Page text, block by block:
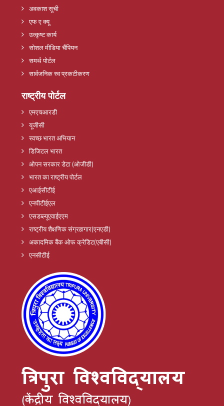
अवकाश सूची
एफ ए क्यू
उत्कृष्ट कार्य
सोशल मीडिया चैंपियन
समर्थ पोर्टल
सार्वजनिक स्व प्रकटीकरण
राष्ट्रीय पोर्टल
एमएचआरडी
यूजीसी
स्वच्छ भारत अभियान
डिजिटल भारत
ओपन सरकार डेटा (ओजीडी)
भारत का राष्ट्रीय पोर्टल
एआईसीटीई
एनपीटीईएल
एसडब्ल्यूएवाईएएम
राष्ट्रीय शैक्षणिक संग्रहागार(एनएडी)
अकादमिक बैंक ओफ क्रेडिट(एबीसी)
एनसीटीई